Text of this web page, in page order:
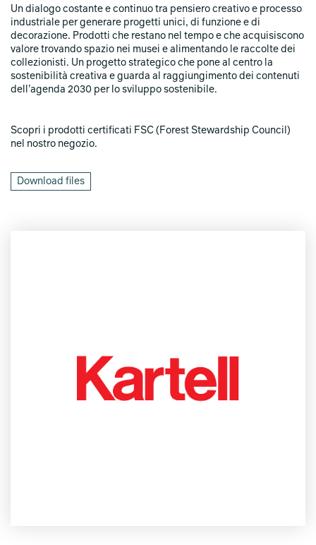
Un dialogo costante e continuo tra pensiero creativo e processo
industriale per generare progetti unici, di funzione e di
decorazione. Prodotti che restano nel tempo e che acquisiscono
valore trovando spazio nei musei e alimentando le raccolte dei
collezionisti. Un progetto strategico che pone al centro la
sostenibilità creativa e guarda al raggiungimento dei contenuti
dell’agenda 2030 per lo sviluppo sostenibile.
Scopri i prodotti certificati FSC (Forest Stewardship Council)
nel nostro negozio.
Download files